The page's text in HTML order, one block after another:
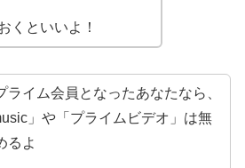
くといいよ！
ライム会員となったあなたなら、
」や「プライムビデオ」は無
るよ